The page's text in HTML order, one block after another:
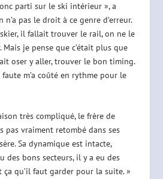
parti sur le ski intérieur », a
n’a pas le droit à ce genre d’erreur.
skier, il fallait trouver le rail, on ne le
Mais je pense que c’était plus que
oser y aller, trouver le bon timing.
m’a coûté en rythme pour le
très compliqué, le frère de
pas vraiment retombé dans ses
Sa dynamique est intacte,
des bons secteurs, il y a eu des
ça qu’il faut garder pour la suite. »